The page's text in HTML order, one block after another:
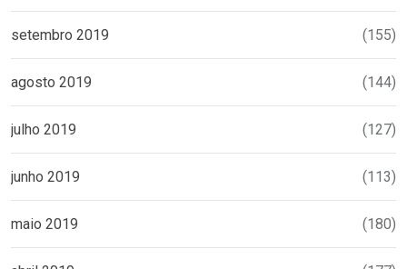
setembro 2019 (155)
agosto 2019 (144)
julho 2019 (127)
junho 2019 (113)
maio 2019 (180)